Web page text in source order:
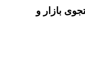
بازار و